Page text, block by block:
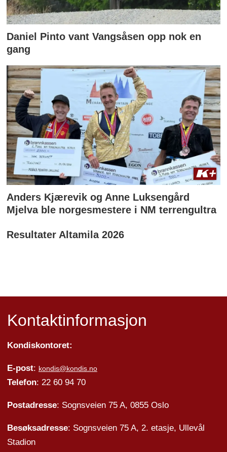
Daniel Pinto vant Vangsåsen opp nok en
gang
Anders Kjærevik og Anne Luksengård
Mjelva ble norgesmestere i NM terrengultra
Resultater Altamila 2026
Kontaktinformasjon
Kondiskontoret:
E-post: kondis@kondis.no
Telefon: 22 60 94 70
Postadresse: Sognsveien 75 A, 0855 Oslo
Besøksadresse: Sognsveien 75 A, 2. etasje, Ullevål
Stadion